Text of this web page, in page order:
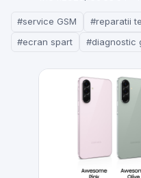
#service GSM #reparatii
#ecran spart
#diagnostic